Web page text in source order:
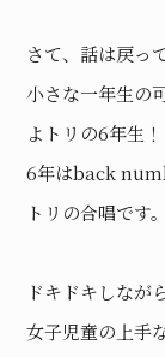
さて、話は戻っ
小さな一年生の
よトリの6年生！
6年はback
トリの合唱です。
ドキドキしなが
女子児童の上手